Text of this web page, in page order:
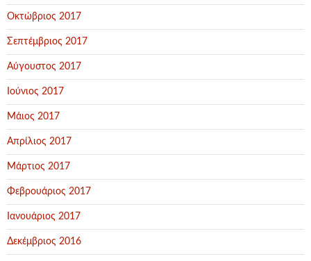
Οκτώβριος 2017
Σεπτέμβριος 2017
Αύγουστος 2017
Ιούνιος 2017
Μάιος 2017
Απρίλιος 2017
Μάρτιος 2017
Φεβρουάριος 2017
Ιανουάριος 2017
Δεκέμβριος 2016